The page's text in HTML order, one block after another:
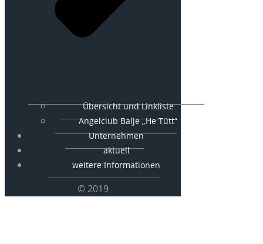
Übersicht und Linkliste
Angelclub Balje „He Tütt“
Unternehmen
aktuell
weitere Informationen
© 2019